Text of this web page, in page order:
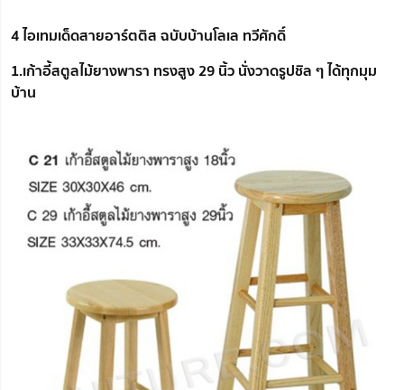
4 ไอเทมเด็ดสายอาร์ตติส ฉบับบ้านโลเล ทวีศักดิ์
1.เก้าอี้สตูลไม้ยางพารา ทรงสูง 29 นิ้ว นั่งวาดรูปชิล ๆ ได้ทุกมุม
บ้าน